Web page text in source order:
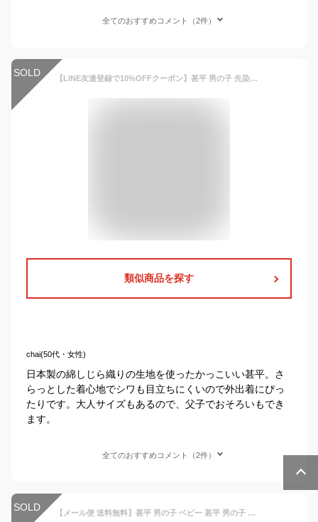
全てのおすすめコメント（2件）
SOLD 【LINE友達登録で10%OFFクーポン】甚平 男の子 先染め 甚平 しじら織り 黒 紺 グレー ベージュ 90cm 100cm 110cm 120cm
類似商品を探す
chai(50代・女性)
日本製の綿しじら織りの生地を使ったかっこいい甚平。さ
らっとした着心地でシワも目立ちにくいので外出着にぴっ
たりです。大人サイズもあるので、父子でおそろいもでき
ます。
全てのおすすめコメント（2件）
SOLD 【メール便 送料無料】甚平 男の子 ベビー 甚平 男の子 ベビー 綿100％ おしゃれ 日本製生地 ホック使用 ロンパース カバーオール 花火 和柄 新生児 男児用 (アイボリー 70cm 80cm) ボーイズ ベビー 浴衣・甚平 全2色